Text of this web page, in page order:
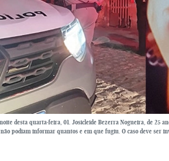
desta quarta-feira, 01. Josicleide Bezerra Nogueira, de 25
podiam informar quantos e em que fugiu. O caso deve ser